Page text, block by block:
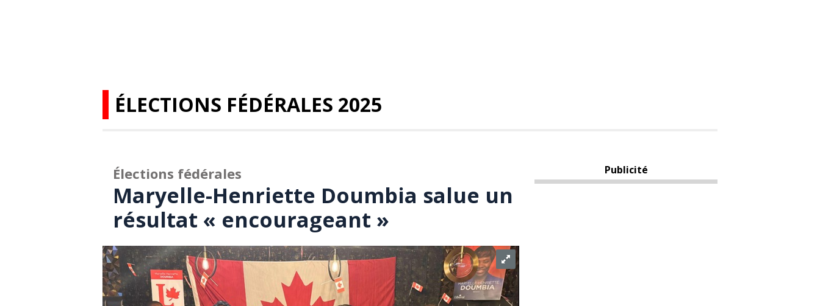
ÉLECTIONS FÉDÉRALES 2025
Élections fédérales
Maryelle-Henriette Doumbia salue un
résultat « encourageant »
Publicité